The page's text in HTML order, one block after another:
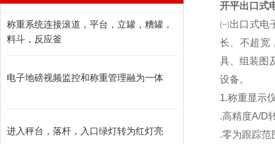
称重系统连接滚道，平台，立罐，糟罐，
料斗，反应釜
电子地磅视频监控和称重管理融为一体
进入秤台，落杆，入口绿灯转为红灯亮
开平出口式
㈠出口式电
长、不超宽
具、组装图
设备。
1.称重显示
.高精度A/D
.零为跟踪范